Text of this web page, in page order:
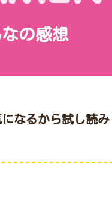
の感想
なるから試し読み